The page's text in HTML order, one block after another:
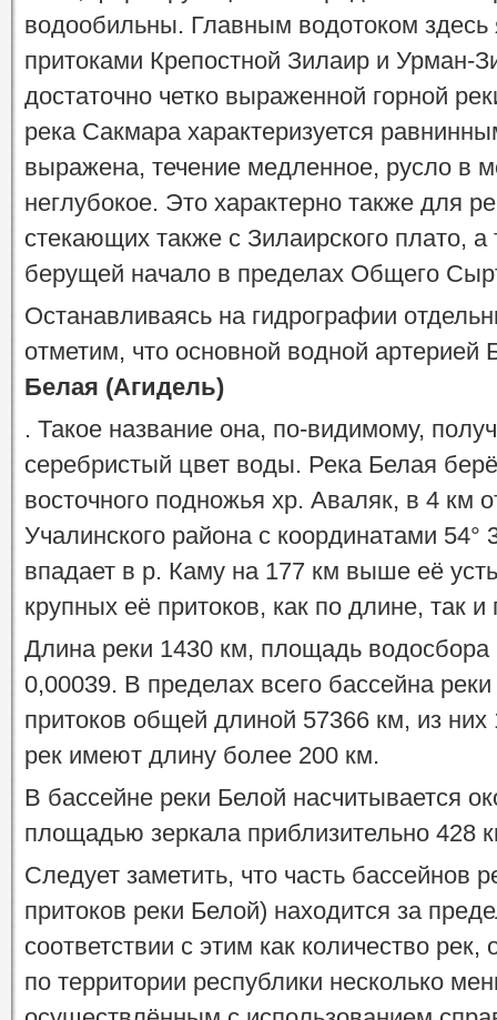
водообильны. Главным водотоком здесь
притоками Крепостной Зилаир и Урман-
достаточно четко выраженной горной
река Сакмара характеризуется
выражена, течение медленное, русло в
неглубокое. Это характерно также для
стекающих также с Зилаирского плато,
берущей начало в пределах Общего
Останавливаясь на гидрографии
отметим, что основной водной артерией
Белая (Агидель)
. Такое название она, по-видимому,
серебристый цвет воды. Река Белая
восточного подножья хр. Аваляк, в 4 км
Учалинского района с координатами
впадает в р. Каму на 177 км выше её
крупных её притоков, как по длине, так и
Длина реки 1430 км, площадь водосбора
0,00039. В пределах всего бассейна
притоков общей длиной 57366 км, из
рек имеют длину более 200 км.
В бассейне реки Белой насчитывается
площадью зеркала приблизительно 428
Следует заметить, что часть
притоков реки Белой) находится за
соответствии с этим как количество
по территории республики несколько